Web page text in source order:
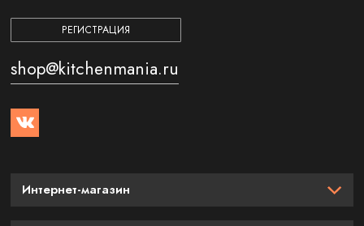
РЕГИСТРАЦИЯ
shop@kitchenmania.ru
Интернет-магазин